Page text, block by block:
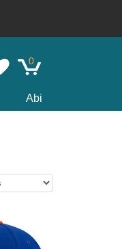
0
Abi